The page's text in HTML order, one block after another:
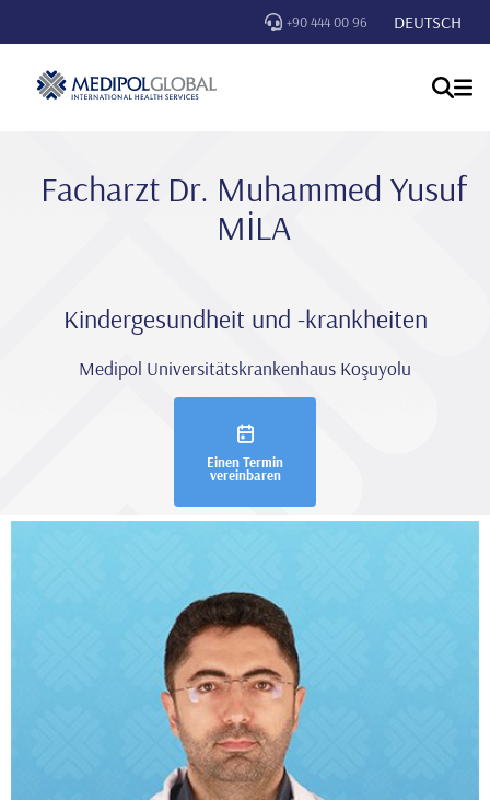
+90 444 00 96 DEUTSCH
Facharzt Dr. Muhammed Yusuf
MİLA
Kindergesundheit und -krankheiten
Medipol Universitätskrankenhaus Koşuyolu
Einen Termin
vereinbaren